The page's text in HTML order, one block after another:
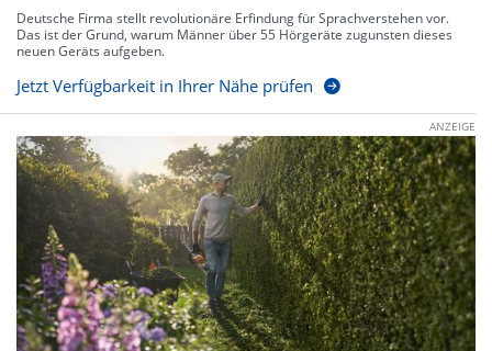
Deutsche Firma stellt revolutionäre Erfindung für Sprachverstehen vor.
Das ist der Grund, warum Männer über 55 Hörgeräte zugunsten dieses
neuen Geräts aufgeben.
Jetzt Verfügbarkeit in Ihrer Nähe prüfen
ANZEIGE